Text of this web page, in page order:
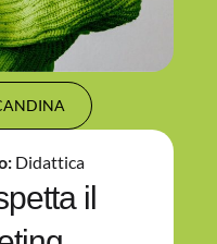
Didattica
il